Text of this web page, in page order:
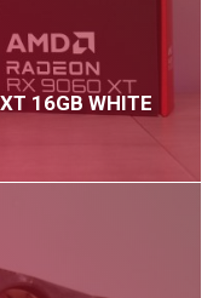
16GB WHITE